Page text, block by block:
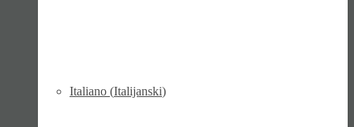
Italiano (Italijanski)